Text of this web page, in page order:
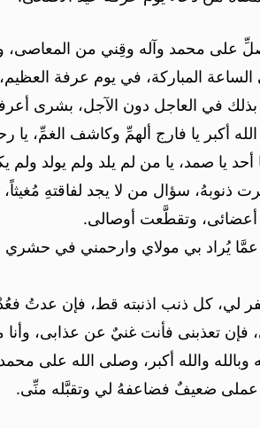
على محمد وآله وقِني من المعاصى،
الساعة المباركة، في يوم عرفة
في العاجل دون الآجل، بشرى
الله أكبر يا فارج ألهمِّ وكاشف
أحد يا صمد، يا من لم يلد ولم يولد
ذنوبهُ، سؤال من لا يجد لفاقتهِ
وتقطَّعت أوصالى.
عمَّا يُراد بي مولاي وارحمني في
لي، كل ذنب اذنبته قط، فإن عدتُ
فإن تعذبنى فأنت غنيٌ عن عذابى،
وبالله والله أكبر، وصلى الله على
عملى ضعيفٌ فضاعفهُ لي وتقبَّله منِّى.